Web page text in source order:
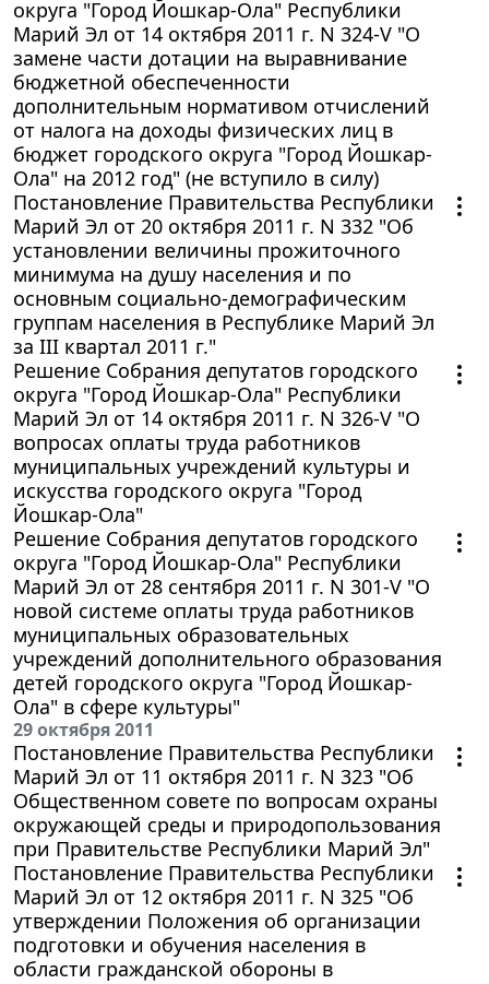
округа "Город Йошкар-Ола" Республики
Марий Эл от 14 октября 2011 г. N 324-V "О
замене части дотации на выравнивание
бюджетной обеспеченности
дополнительным нормативом отчислений
от налога на доходы физических лиц в
бюджет городского округа "Город Йошкар-
Ола" на 2012 год" (не вступило в силу)
Постановление Правительства Республики
Марий Эл от 20 октября 2011 г. N 332 "Об
установлении величины прожиточного
минимума на душу населения и по
основным социально-демографическим
группам населения в Республике Марий Эл
за III квартал 2011 г."
Решение Собрания депутатов городского
округа "Город Йошкар-Ола" Республики
Марий Эл от 14 октября 2011 г. N 326-V "О
вопросах оплаты труда работников
муниципальных учреждений культуры и
искусства городского округа "Город
Йошкар-Ола"
Решение Собрания депутатов городского
округа "Город Йошкар-Ола" Республики
Марий Эл от 28 сентября 2011 г. N 301-V "О
новой системе оплаты труда работников
муниципальных образовательных
учреждений дополнительного образования
детей городского округа "Город Йошкар-
Ола" в сфере культуры"
29 октября 2011
Постановление Правительства Республики
Марий Эл от 11 октября 2011 г. N 323 "Об
Общественном совете по вопросам охраны
окружающей среды и природопользования
при Правительстве Республики Марий Эл"
Постановление Правительства Республики
Марий Эл от 12 октября 2011 г. N 325 "Об
утверждении Положения об организации
подготовки и обучения населения в
области гражданской обороны в